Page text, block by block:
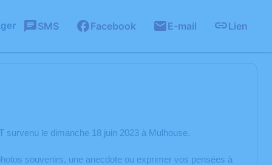
SMS Facebook E-mail Lien
survenu le dimanche 18 juin 2023 à Mulhouse.
souvenirs, une anecdote ou exprimer vos pensées à